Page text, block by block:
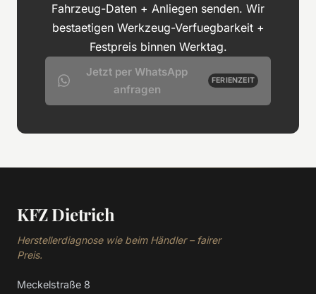
Fahrzeug-Daten + Anliegen senden. Wir
bestaetigen Werkzeug-Verfuegbarkeit +
Festpreis binnen Werktag.
Jetzt per WhatsApp
anfragen
FERIENZEIT
KFZ Dietrich
Herstellerdiagnose wie beim Händler – fairer
Preis.
Meckelstraße 8